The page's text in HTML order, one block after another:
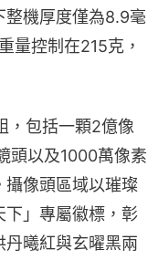
整機厚度僅為8.9毫
量控制在215克，
，包括一顆2億像
頭以及1000萬像素
攝像頭區域以璀璨
下」專屬徽標，彰
曦紅與玄曜黑兩